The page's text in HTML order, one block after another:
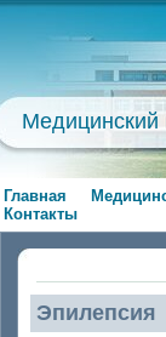
Медицинский
Главная
Контакты
Эпилепсия